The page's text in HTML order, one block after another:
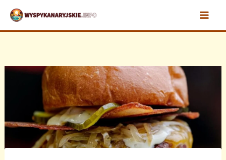
Przejdź
treści